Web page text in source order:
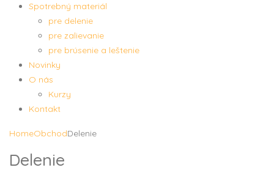
Spotrebný materiál
pre delenie
pre zalievanie
pre brúsenie a leštenie
Novinky
O nás
Kurzy
Kontakt
HomeObchodDelenie
Delenie